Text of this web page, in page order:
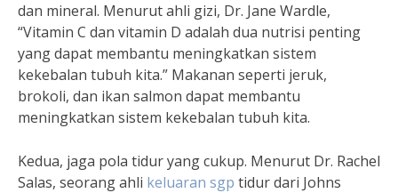
dan mineral. Menurut ahli gizi, Dr. Jane Wardle,
“Vitamin C dan vitamin D adalah dua nutrisi penting
yang dapat membantu meningkatkan sistem
kekebalan tubuh kita.” Makanan seperti jeruk,
brokoli, dan ikan salmon dapat membantu
meningkatkan sistem kekebalan tubuh kita.
Kedua, jaga pola tidur yang cukup. Menurut Dr. Rachel
Salas, seorang ahli keluaran sgp tidur dari Johns